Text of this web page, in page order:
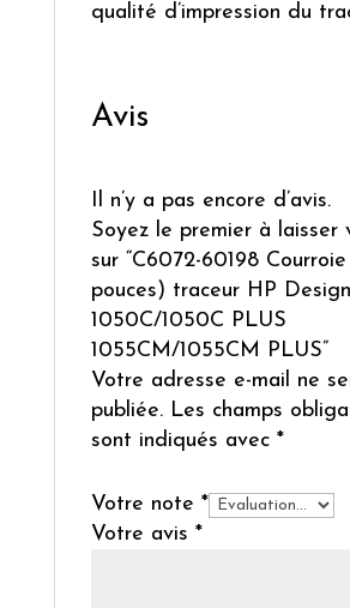
qualité d’impression du
Avis
Il n’y a pas encore d’avis.
Soyez le premier à laisser
sur “C6072-60198
pouces) traceur HP
1050C/1050C PLUS
1055CM/1055CM PLUS”
Votre adresse e-mail ne
publiée. Les champs
sont indiqués avec *
Votre note *
Votre avis *